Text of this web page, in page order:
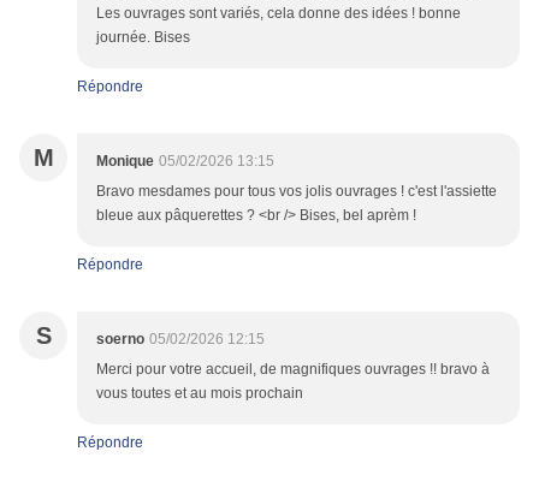
Les ouvrages sont variés, cela donne des idées ! bonne
journée. Bises
Répondre
M Monique 05/02/2026 13:15
Bravo mesdames pour tous vos jolis ouvrages ! c'est l'assiette
bleue aux pâquerettes ? <br /> Bises, bel aprèm !
Répondre
S soerno 05/02/2026 12:15
Merci pour votre accueil, de magnifiques ouvrages !! bravo à
vous toutes et au mois prochain
Répondre